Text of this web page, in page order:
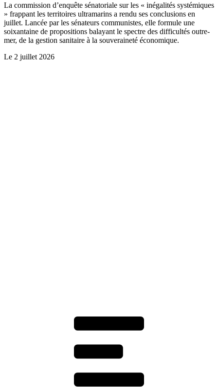
La commission d’enquête sénatoriale sur les « inégalités systémiques
» frappant les territoires ultramarins a rendu ses conclusions en
juillet. Lancée par les sénateurs communistes, elle formule une
soixantaine de propositions balayant le spectre des difficultés outre-
mer, de la gestion sanitaire à la souveraineté économique.
Le 2 juillet 2026